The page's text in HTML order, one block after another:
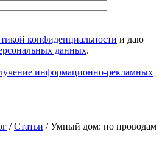
конфиденциальности и даю
данных.
информационно-рекламных
/Статьи /Умный дом: по проводам